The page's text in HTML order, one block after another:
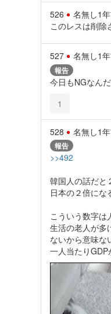
526 名無し1
このレスは削除
527 名無し1
報告
今日もNGなん
1
528 名無し1
報告
>>492
韓国人の話だと
日本の２倍にな
こういう数字は
生活の老人が多
ないから意味な
一人当たり